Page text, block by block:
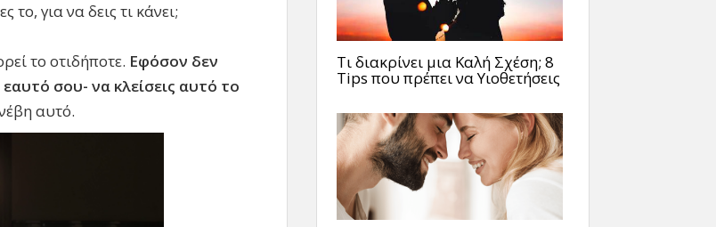
για να δεις τι κάνει;
το οτιδήποτε. Εφόσον δεν
σου- να κλείσεις αυτό το
αυτό.
Τι διακρίνει μια Καλή Σχέση; 8
Tips που πρέπει να Υιοθετήσεις